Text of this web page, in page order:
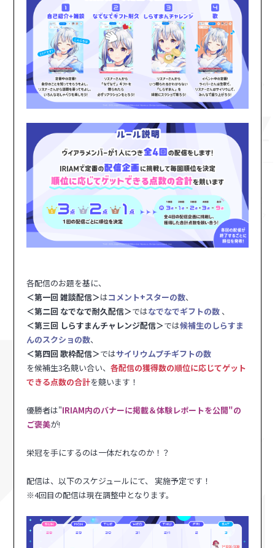
各配信のお題を基に、
＜第一回 雑談配信＞はコメント+スターの数、
＜第二回 なでなで耐久配信＞ではなでなでギフトの数 、
＜第三回 しらすまんチャレンジ配信＞では候補生のしらすま
んのスクショの数、
＜第四回 歌枠配信＞ではサイリウムプチギフトの数
を候補生3名競い合い、各配信の獲得数の順位に応じてゲット
できる点数の合計を競います！
優勝者は"IRIAM内のバナーに掲載＆体験レポートを公開"の
ご褒美が!
栄冠を手にするのは一体だれなのか！？
配信は、以下のスケジュールにて、 実施予定です！
※4回目の配信は現在調整中となります。